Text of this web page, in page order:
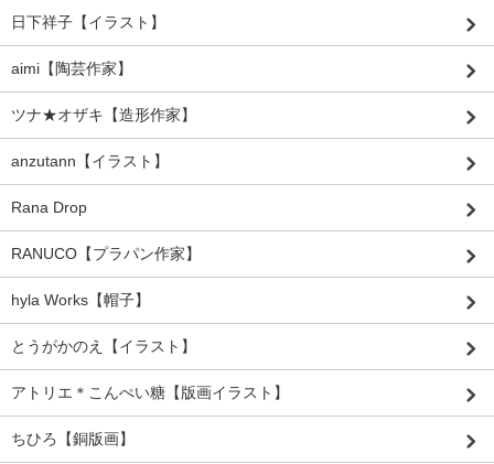
日下祥子【イラスト】
aimi【陶芸作家】
ツナ★オザキ【造形作家】
anzutann【イラスト】
Rana Drop
RANUCO【プラパン作家】
hyla Works【帽子】
とうがかのえ【イラスト】
アトリエ＊こんぺい糖【版画イラスト】
ちひろ【銅版画】